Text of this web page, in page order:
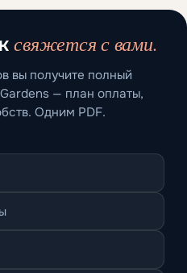
свяжется с вами.
вы получите полный
— план оплаты,
Одним PDF.